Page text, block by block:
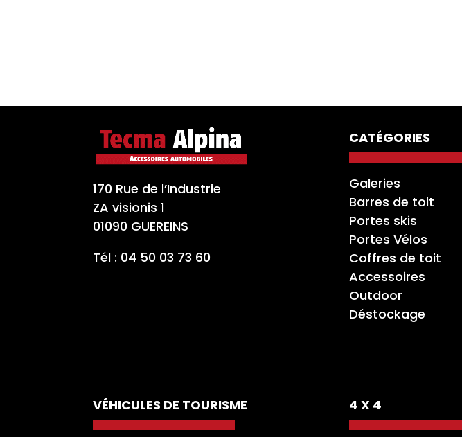
170 Rue de l’Industrie
ZA visionis 1
01090 GUEREINS
Tél : 04 50 03 73 60
CATÉGORIES
Galeries
Barres de toit
Portes skis
Portes Vélos
Coffres de toit
Accessoires
Outdoor
Déstockage
VÉHICULES DE TOURISME 4 X 4